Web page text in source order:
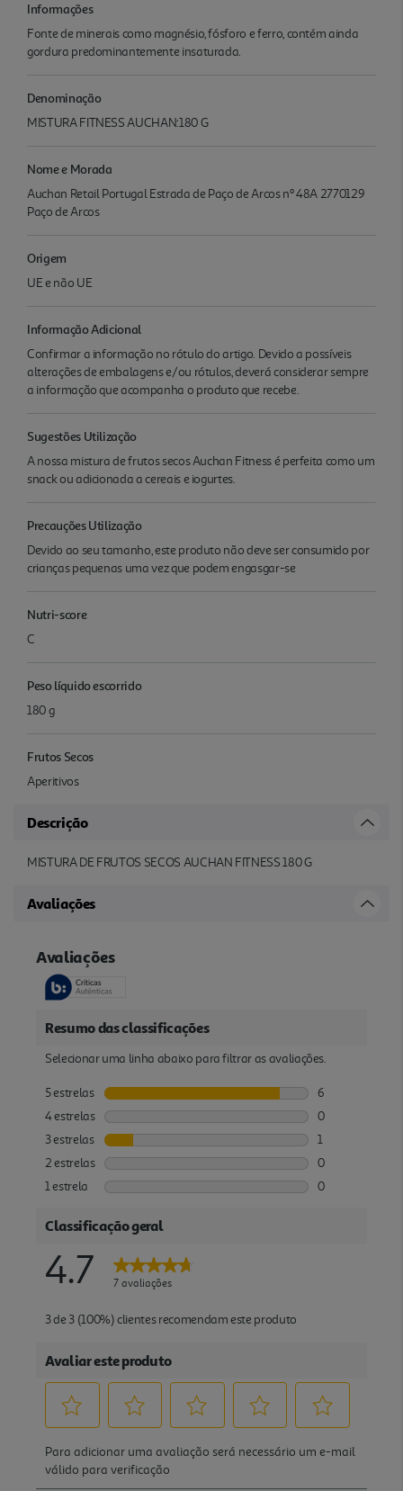
Informações
Fonte de minerais como magnésio, fósforo e ferro, contém ainda
gordura predominantemente insaturada.
Denominação
MISTURA FITNESS AUCHAN:180 G
Nome e Morada
Auchan Retail Portugal Estrada de Paço de Arcos nº 48A 2770129
Paço de Arcos
Origem
UE e não UE
Informação Adicional
Confirmar a informação no rótulo do artigo. Devido a possíveis
alterações de embalagens e/ou rótulos, deverá considerar sempre
a informação que acompanha o produto que recebe.
Sugestões Utilização
A nossa mistura de frutos secos Auchan Fitness é perfeita como um
snack ou adicionada a cereais e iogurtes.
Precauções Utilização
Devido ao seu tamanho, este produto não deve ser consumido por
crianças pequenas uma vez que podem engasgar-se
Nutri-score
C
Peso líquido escorrido
180 g
Frutos Secos
Aperitivos
Descrição
MISTURA DE FRUTOS SECOS AUCHAN FITNESS 180 G
Avaliações